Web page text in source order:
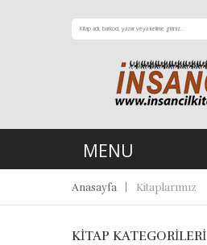
Anasayfa Kitaplarımız
KITAP KATEGORILERI